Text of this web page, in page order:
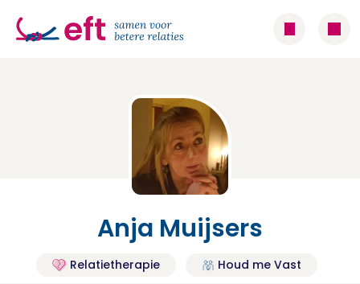
Anja Muijsers
Relatietherapie Houd me Vast